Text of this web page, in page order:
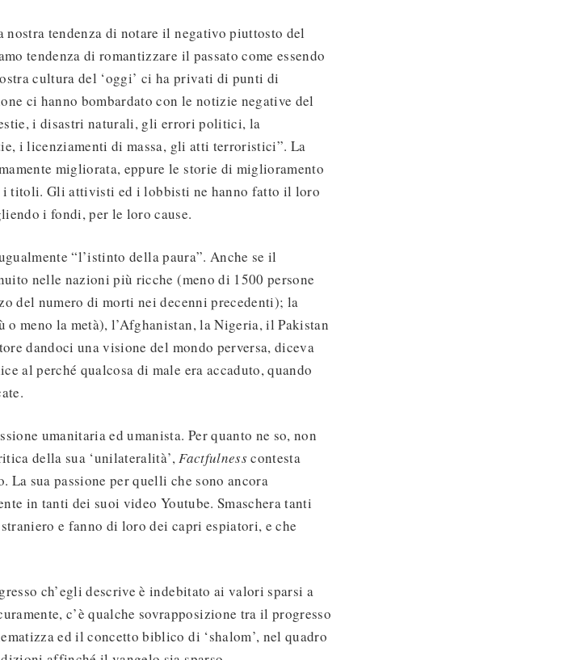
tendenza di notare il negativo piuttosto del
tendenza di romantizzare il passato come essendo
cultura del ‘oggi’ ci ha privati di punti di
ci hanno bombardato con le notizie negative del
i disastri naturali, gli errori politici, la
i licenziamenti di massa, gli atti terroristici”. La
migliorata, eppure le storie di miglioramento
titoli. Gli attivisti ed i lobbisti ne hanno fatto il loro
i fondi, per le loro cause.
“l’istinto della paura”. Anche se il
nelle nazioni più ricche (meno di 1500 persone
del numero di morti nei decenni precedenti); la
meno la metà), l’Afghanistan, la Nigeria, il Pakistan
dandoci una visione del mondo perversa, diceva
al perché qualcosa di male era accaduto, quando
umanitaria ed umanista. Per quanto ne so, non
della sua ‘unilateralità’,Factfulnesscontesta
La sua passione per quelli che sono ancora
in tanti dei suoi video Youtube. Smaschera tanti
e fanno di loro dei capri espiatori, e che
ch’egli descrive è indebitato ai valori sparsi a
c’è qualche sovrapposizione tra il progresso
ed il concetto biblico di ‘shalom’, nel quadro